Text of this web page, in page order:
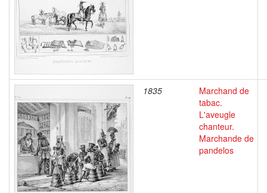
1835
Marchand de
tabac.
L'aveugle
chanteur.
Marchande de
pandelos